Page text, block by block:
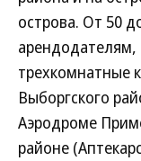
острова. От 50
трехкомнатные
Выборгского
Аэродроме
районе